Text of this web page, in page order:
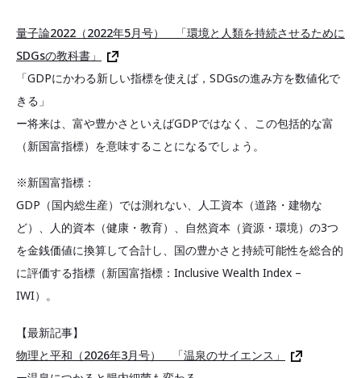
量子論2022（2022年5月号） 「環境と人類を持続させるために
SDGsの教科書」
「GDPにかわる新しい指標を使えば，SDGsの進み方を数値化で
きる」
ー将来は、富や豊かさといえばGDPではなく、この包括的な富
（新国富指標）を意味することになるでしょう。
※新国富指標：
GDP（国内総生産）では測れない、人工資本（道路・建物な
ど）、人的資本（健康・教育）、自然資本（資源・環境）の3つ
を金銭価値に換算して合計し、国の豊かさと持続可能性を総合的
に評価する指標（新国富指標：Inclusive Wealth Index –
IWI）。
【最新記事】
物理と平和（2026年3月号） 「温泉のサイエンス」